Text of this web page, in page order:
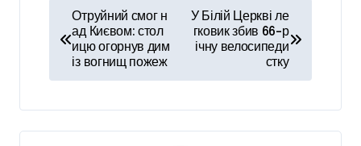
г
Отруйний смог н
ад Києвом: стол
ицю огорнув дим
із вогнищ пожеж
У Білій Церкві ле
гковик збив 66-р
ічну велосипеди
стку